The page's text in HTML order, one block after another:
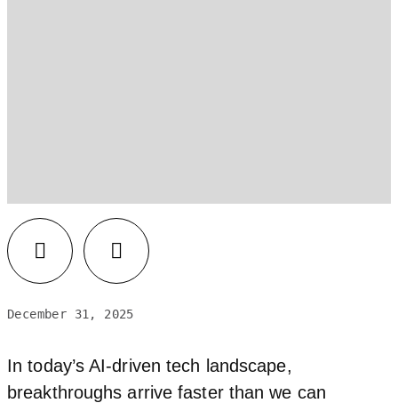
FacebookLinkedIn
December 31, 2025
In today’s AI‑driven tech landscape,
breakthroughs arrive faster than we can